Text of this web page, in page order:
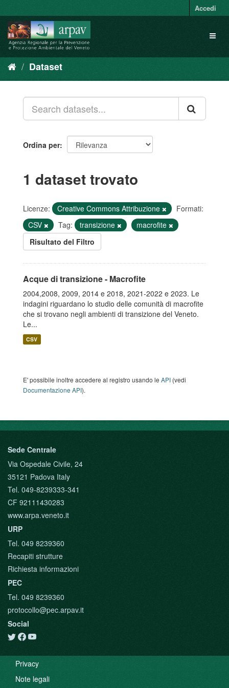
al
contenuto
Accedi
Dataset
Ordina per
1 dataset trovato
Licenze: Creative Commons Attribuzione
Formati:
CSV
Tag: transizione
macrofite
Risultato del Filtro
Acque di transizione - Macrofite
2004,2008, 2009, 2014 e 2018, 2021-2022 e 2023. Le
indagini riguardano lo studio delle comunità di macrofite
che si trovano negli ambienti di transizione del Veneto.
Le...
CSV
E' possibile inoltre accedere al registro usando le API (vedi
Documentazione API).
Sede Centrale
Via Ospedale Civile, 24
35121 Padova Italy
Tel. 049-8239333-341
CF 92111430283
www.arpa.veneto.it
URP
Tel. 049 8239360
Recapiti strutture
Richiesta informazioni
PEC
Tel. 049 8239360
protocollo@pec.arpav.it
Social
Privacy
Note legali